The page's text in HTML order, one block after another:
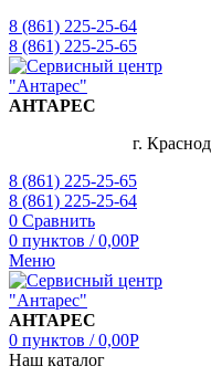
8 (861) 225-25-64
8 (861) 225-25-65
АНТАРЕС
г.
8 (861) 225-25-65
8 (861) 225-25-64
0 Сравнить
0 пунктов / 0,00Р
Меню
АНТАРЕС
0 пунктов / 0,00Р
Наш каталог